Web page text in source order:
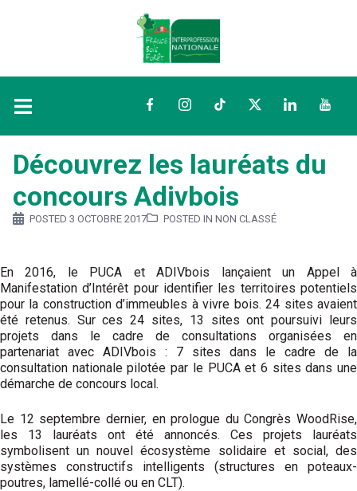
FacebookInstagramTikTokTwitterLinkedIn
Découvrez les lauréats du
concours Adivbois
POSTED 3 OCTOBRE 2017 POSTED IN NON CLASSÉ
En 2016, le PUCA et ADIVbois lançaient un Appel à
Manifestation d’Intérêt pour identifier les territoires potentiels
pour la construction d’immeubles à vivre bois. 24 sites avaient
été retenus. Sur ces 24 sites, 13 sites ont poursuivi leurs
projets dans le cadre de consultations organisées en
partenariat avec ADIVbois : 7 sites dans le cadre de la
consultation nationale pilotée par le PUCA et 6 sites dans une
démarche de concours local.
Le 12 septembre dernier, en prologue du Congrès WoodRise,
les 13 lauréats ont été annoncés. Ces projets lauréats
symbolisent un nouvel écosystème solidaire et social, des
systèmes constructifs intelligents (structures en poteaux-
poutres, lamellé-collé ou en CLT).